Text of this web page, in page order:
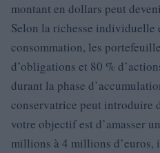
montant en dollars peut
Selon la richesse individuelle
consommation, les
d’obligations et 80 %
durant la phase
conservatrice peut introduire
votre objectif est d’amasser
millions à 4 millions d’euros,